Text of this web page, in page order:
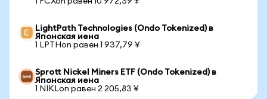
LightPath Technologies (Ondo Tokenized) в
Японская иена
1 LPTHon равен 1 937,79 ¥
Sprott Nickel Miners ETF (Ondo Tokenized) в
Японская иена
1 NIKLon равен 2 205,83 ¥